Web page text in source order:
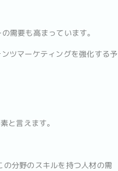
需要も高まっています。
ツマーケティングを強化する予
と言えます。
分野のスキルを持つ人材の需